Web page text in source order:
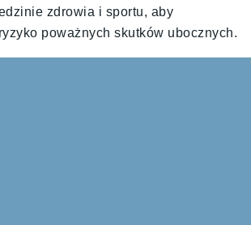
zdrowia i sportu, aby
poważnych skutków ubocznych.